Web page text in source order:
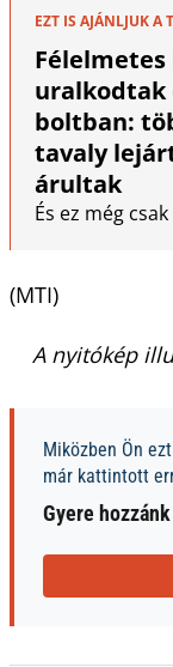
EZT IS AJÁNLJUK A
uralkodtak
boltban:
tavaly
árultak
És ez még
(MTI)
A nyitókép
Miközben Ön
már kattintott
Gyere